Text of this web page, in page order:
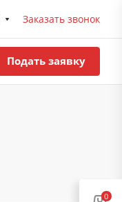
Заказать звонок
Подать заявку
0